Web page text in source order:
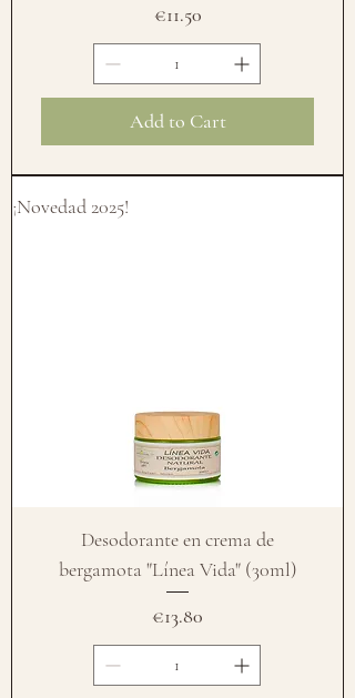
Price
€11.50
Add to Cart
¡Novedad 2025!
Desodorante en crema de
bergamota "Línea Vida" (30ml)
Price
€13.80